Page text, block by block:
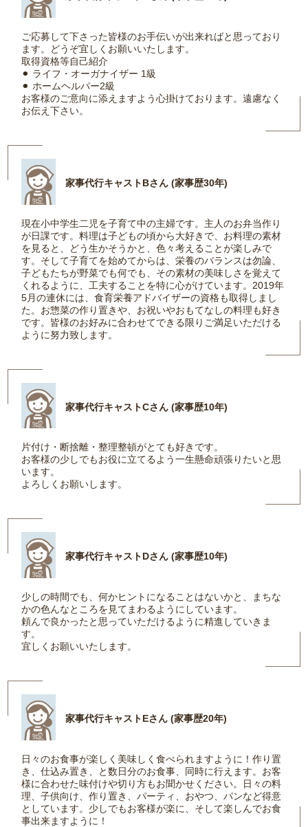
ご応募して下さった皆様のお手伝いが出来ればと思っており
ます。どうぞ宜しくお願いいたします。
取得資格等自己紹介
⚫︎ ライフ・オーガナイザー 1級
⚫︎ ホームヘルパー2級
お客様のご意向に添えますよう心掛けております。遠慮なく
お伝え下さい。
家事代行キャストBさん (家事歴30年)
現在小中学生二児を子育て中の主婦です。主人のお弁当作り
が日課です。料理は子どもの頃から大好きで、お料理の素材
を見ると、どう生かそうかと、色々考えることが楽しみで
す。そして子育てを始めてからは、栄養のバランスは勿論、
子どもたちが野菜でも何でも、その素材の美味しさを覚えて
くれるように、工夫することを特に心がけています。2019年
5月の連休には、食育栄養アドバイザーの資格も取得しまし
た。お惣菜の作り置きや、お祝いやおもてなしの料理も好き
です。皆様のお好みに合わせてできる限りご満足いただける
ように努力致します。
家事代行キャストCさん (家事歴10年)
片付け・断捨離・整理整頓がとても好きです。
お客様の少しでもお役に立てるよう一生懸命頑張りたいと思
います。
よろしくお願いします。
家事代行キャストDさん (家事歴10年)
少しの時間でも、何かヒントになることはないかと、まちな
かの色んなところを見てまわるようにしています。
頼んで良かったと思っていただけるように精進していきま
す。
宜しくお願いいたします。
家事代行キャストEさん (家事歴20年)
日々のお食事が楽しく美味しく食べられますように！作り置
き、仕込み置き、と数日分のお食事、同時に行えます。お客
様に合わせた味付けや切り方もお聞かせください。日々の料
理、子供向け、作り置き、パーティ、おやつ、パンなど得意
としています。少しでもお客様が楽に、そして楽しんでお食
事出来ますように！